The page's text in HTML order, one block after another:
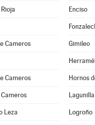
Enciso
Cameros Gimileo
Cameros Hornos
Leza Logroño